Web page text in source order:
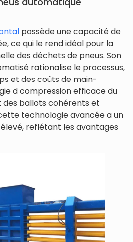
possède une capacité de
ce qui le rend idéal pour la
des déchets de pneus. Son
rationalise le processus,
et des coûts de main-
d compression efficace du
ballots cohérents et
technologie avancée a un
reflétant les avantages